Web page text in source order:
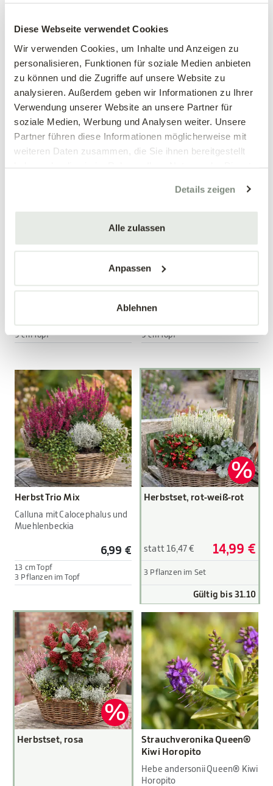
Diese Webseite verwendet Cookies
Wir verwenden Cookies, um Inhalte und Anzeigen zu
personalisieren, Funktionen für soziale Medien anbieten
zu können und die Zugriffe auf unsere Website zu
analysieren. Außerdem geben wir Informationen zu Ihrer
Verwendung unserer Website an unsere Partner für
soziale Medien, Werbung und Analysen weiter. Unsere
Partner führen diese Informationen möglicherweise mit
weiteren Daten zusammen, die Sie ihnen bereitgestellt
Details zeigen
Alle zulassen
Anpassen
Ablehnen
Stiefmütterchen, weiß
3,89 €
3 Stück/Packung
9 cm Topf
Stiefmütterchen, weinrot
3,89 €
3 Stück/Packung
9 cm Topf
Großblumiges
Stiefmütterchen, blau
Viola wittrockiana Hybriden
3,89 €
3 Stück/Packung
9 cm Topf
Mengen-
Großblumiges
Stiefmütterchen, gelb
Viola wittrockiana Hybriden
3 Stück/Packung
9 cm Topf
Herbst Trio Mix
Calluna mit Calocephalus und
Muehlenbeckia
6,99 €
13 cm Topf
3 Pflanzen im Topf
Herbstset, rot-weiß-rot
statt 16,47 € 14,99 €
3 Pflanzen im Set
Gültig bis 31.10
Herbstset, rosa
Strauchveronika Queen®
Kiwi Horopito
Hebe andersonii Queen® Kiwi
Horopito